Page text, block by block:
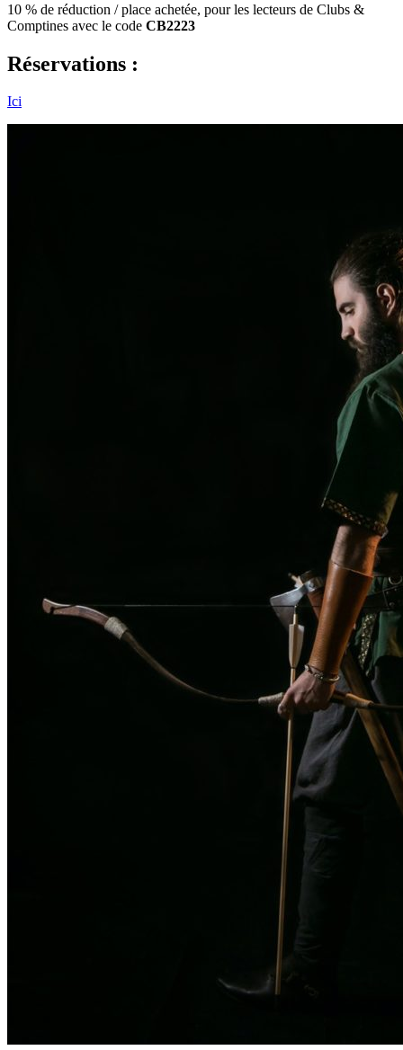
10 % de réduction / place achetée, pour les lecteurs de Clubs &
Comptines avec le code CB2223
Réservations :
Ici